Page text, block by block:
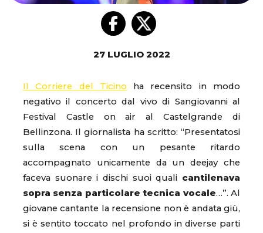
27 LUGLIO 2022
Il Corriere del Ticino ha recensito in modo
negativo il concerto dal vivo di Sangiovanni al
Festival Castle on air al Castelgrande di
Bellinzona. Il giornalista ha scritto: “Presentatosi
sulla scena con un pesante ritardo
accompagnato unicamente da un deejay che
faceva suonare i dischi suoi quali cantilenava
sopra senza particolare tecnica vocale…”. Al
giovane cantante la recensione non è andata giù,
si è sentito toccato nel profondo in diverse parti